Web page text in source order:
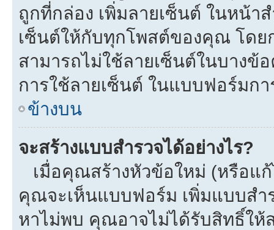
ถูกที่กล่อง เพิ่มลายเซ็นต์ ในหน้า
เซ็นต์ให้กับทุกโพสต์ของคุณ โด
สามารถไม่ใช้ลายเซ็นต์ในบางข้
การใช้ลายเซ็นต์ ในแบบฟอร์มก
ข้างบน
จะสร้างแบบสำรวจได้อย่างไร?
เมื่อคุณสร้างหัวข้อใหม่ (หรือแ
คุณจะเห็นแบบฟอร์ม เพิ่มแบบส
หาไม่พบ คุณอาจไม่ได้รับสิทธิ์ให้